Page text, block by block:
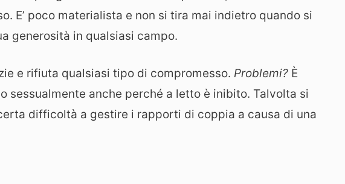
E’ poco materialista e non si tira mai indietro quando si
generosità in qualsiasi campo.
e rifiuta qualsiasi tipo di compromesso. Problemi? È
sessualmente anche perché a letto è inibito. Talvolta si
difficoltà a gestire i rapporti di coppia a causa di una